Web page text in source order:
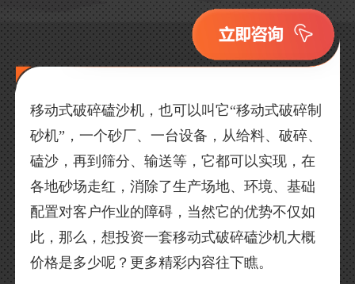
移动式破碎磕沙机，也可以叫它“移动式破碎制
砂机”，一个砂厂、一台设备，从给料、破碎、
磕沙，再到筛分、输送等，它都可以实现，在
各地砂场走红，消除了生产场地、环境、基础
配置对客户作业的障碍，当然它的优势不仅如
此，那么，想投资一套移动式破碎磕沙机大概
价格是多少呢？更多精彩内容往下瞧。